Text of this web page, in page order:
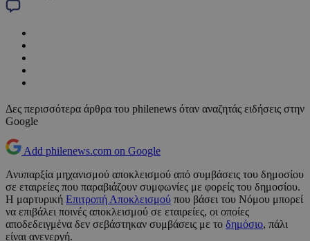
Δες περισσότερα άρθρα του philenews όταν αναζητάς ειδήσεις στην
Google
Add philenews.com on Google
Ανυπαρξία μηχανισμού αποκλεισμού από συμβάσεις του δημοσίου
σε εταιρείες που παραβιάζουν συμφωνίες με φορείς του δημοσίου.
Η μαρτυρική Επιτροπή Αποκλεισμού που βάσει του Νόμου μπορεί
να επιβάλει ποινές αποκλεισμού σε εταιρείες, οι οποίες
αποδεδειγμένα δεν σεβάστηκαν συμβάσεις με το δημόσιο, πάλι
είναι ανενεργή.